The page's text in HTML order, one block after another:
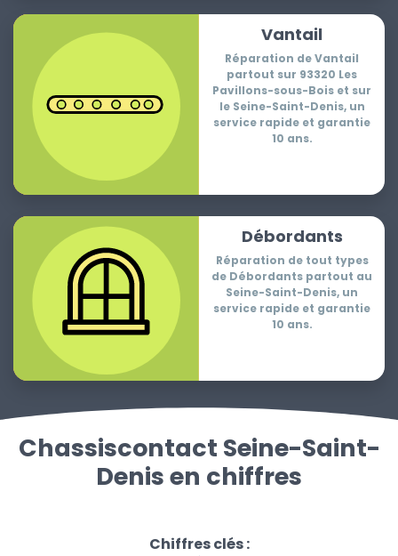
Vantail
Réparation de Vantail
partout sur 93320 Les
Pavillons-sous-Bois et sur
le Seine-Saint-Denis, un
service rapide et garantie
10 ans.
Débordants
Réparation de tout types
de Débordants partout au
Seine-Saint-Denis, un
service rapide et garantie
10 ans.
Chassiscontact Seine-Saint-
Denis en chiffres
Chiffres clés :